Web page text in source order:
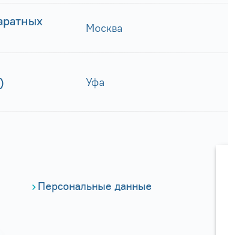
Москва
Уфа
Персональные данные